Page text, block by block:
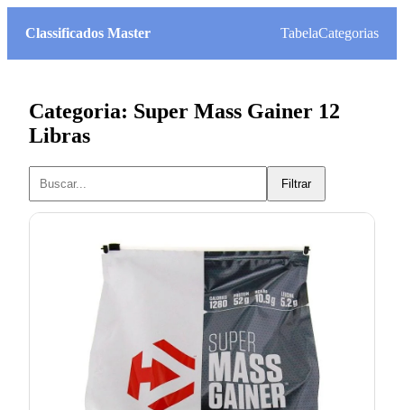
Classificados Master TabelaCategorias
Categoria: Super Mass Gainer 12
Libras
Filtrar